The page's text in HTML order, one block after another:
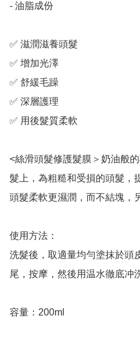
- 油脂成份
✅ 滋潤滋養頭髮
✅ 增加光澤
✅ 舒緩毛躁
✅ 深層護理
✅ 用後髮質柔軟
<絲滑頭髮修護髮膜＞奶油般
髮上，為粗糙和受損的頭髮，
頭髮柔軟更濕潤，而不結塊，
使用方法：
洗髮後，取適量均勻塗抹於頭
尾，按摩，然後用温水徹底冲
容量：200ml